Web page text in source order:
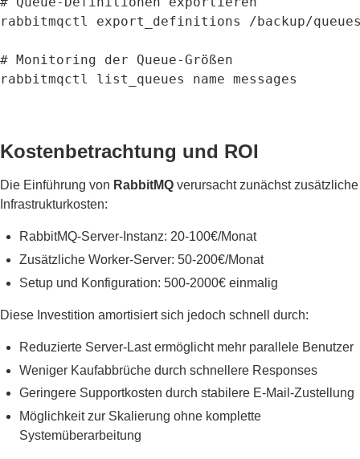
rabbitmqctl export_definitions /backup/
# Monitoring der Queue-Größen
rabbitmqctl list_queues name messages
Kostenbetrachtung und ROI
Die Einführung von RabbitMQ verursacht zunächst zusätzliche
Infrastrukturkosten:
RabbitMQ-Server-Instanz: 20-100€/Monat
Zusätzliche Worker-Server: 50-200€/Monat
Setup und Konfiguration: 500-2000€ einmalig
Diese Investition amortisiert sich jedoch schnell durch:
Reduzierte Server-Last ermöglicht mehr parallele Benutzer
Weniger Kaufabbrüche durch schnellere Responses
Geringere Supportkosten durch stabilere E-Mail-Zustellung
Möglichkeit zur Skalierung ohne komplette
Systemüberarbeitung